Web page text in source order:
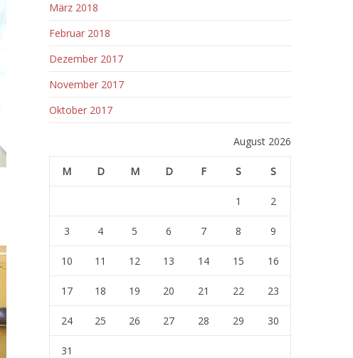
März 2018
Februar 2018
Dezember 2017
November 2017
Oktober 2017
August 2026
M D M D F S S
1 2
3 4 5 6 7 8 9
10 11 12 13 14 15 16
17 18 19 20 21 22 23
24 25 26 27 28 29 30
31